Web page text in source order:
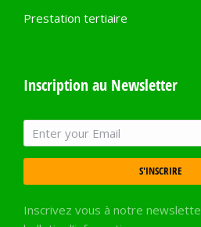
Prestation tertiaire
Inscription au Newsletter
S'INSCRIRE
Inscrivez vous à notre